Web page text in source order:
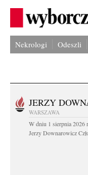
Nekrologi Odeszli
JERZY
WARSZAWA
W dniu 1 sierpnia 2026
Jerzy Downarowicz